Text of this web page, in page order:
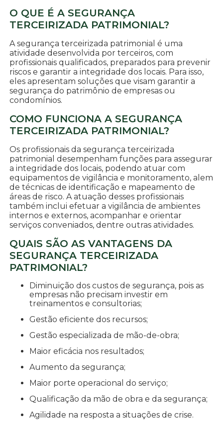
O QUE É A SEGURANÇA
TERCEIRIZADA PATRIMONIAL?
A segurança terceirizada patrimonial é uma
atividade desenvolvida por terceiros, com
profissionais qualificados, preparados para prevenir
riscos e garantir a integridade dos locais. Para isso,
eles apresentam soluções que visam garantir a
segurança do patrimônio de empresas ou
condomínios.
COMO FUNCIONA A SEGURANÇA
TERCEIRIZADA PATRIMONIAL?
Os profissionais da segurança terceirizada
patrimonial desempenham funções para assegurar
a integridade dos locais, podendo atuar com
equipamentos de vigilância e monitoramento, alem
de técnicas de identificação e mapeamento de
áreas de risco. A atuação desses profissionais
também inclui efetuar a vigilância de ambientes
internos e externos, acompanhar e orientar
serviços conveniados, dentre outras atividades.
QUAIS SÃO AS VANTAGENS DA
SEGURANÇA TERCEIRIZADA
PATRIMONIAL?
Diminuição dos custos de segurança, pois as
empresas não precisam investir em
treinamentos e consultorias;
Gestão eficiente dos recursos;
Gestão especializada de mão-de-obra;
Maior eficácia nos resultados;
Aumento da segurança;
Maior porte operacional do serviço;
Qualificação da mão de obra e da segurança;
Agilidade na resposta a situações de crise.